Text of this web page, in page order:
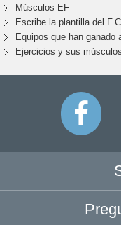
Músculos EF
Escribe la plantilla del
Equipos que han ganado
Ejercicios y sus